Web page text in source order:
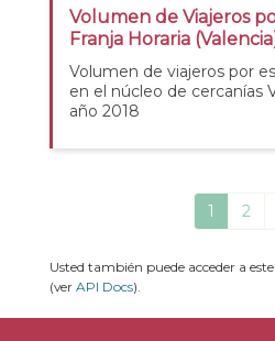
Volumen de Viajeros
Franja Horaria
Volumen de viajeros por
en el núcleo de cercanías
año 2018
1 2
Usted también puede acceder a
(ver API Docs).